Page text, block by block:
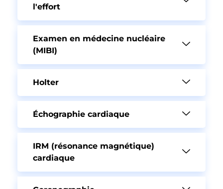
l'effort
Examen en médecine nucléaire
(MIBI)
Holter
Échographie cardiaque
IRM (résonance magnétique)
cardiaque